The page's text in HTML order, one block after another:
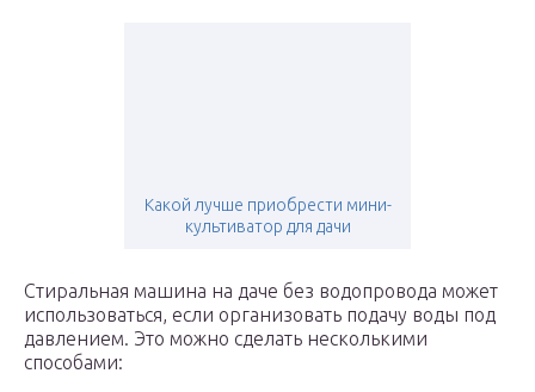
Какой лучше приобрести мини-
культиватор для дачи
Стиральная машина на даче без водопровода может
использоваться, если организовать подачу воды под
давлением. Это можно сделать несколькими
способами: